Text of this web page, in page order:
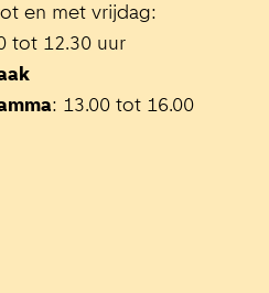
en met vrijdag:
tot 12.30 uur
: 13.00 tot 16.00